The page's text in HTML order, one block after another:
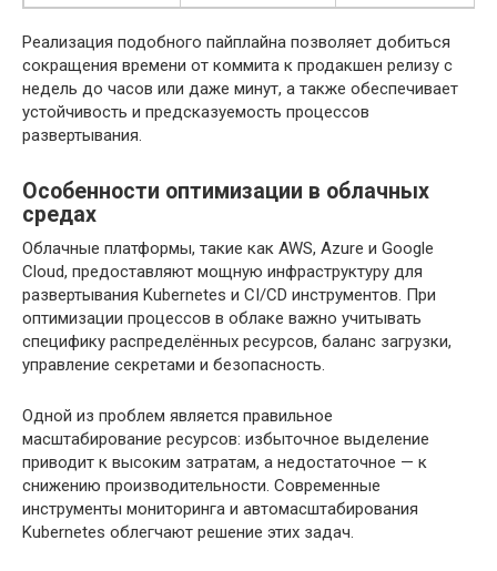
Реализация подобного пайплайна позволяет добиться
сокращения времени от коммита к продакшен релизу с
недель до часов или даже минут, а также обеспечивает
устойчивость и предсказуемость процессов
развертывания.
Особенности оптимизации в облачных
средах
Облачные платформы, такие как AWS, Azure и Google
Cloud, предоставляют мощную инфраструктуру для
развертывания Kubernetes и CI/CD инструментов. При
оптимизации процессов в облаке важно учитывать
специфику распределённых ресурсов, баланс загрузки,
управление секретами и безопасность.
Одной из проблем является правильное
масштабирование ресурсов: избыточное выделение
приводит к высоким затратам, а недостаточное — к
снижению производительности. Современные
инструменты мониторинга и автомасштабирования
Kubernetes облегчают решение этих задач.